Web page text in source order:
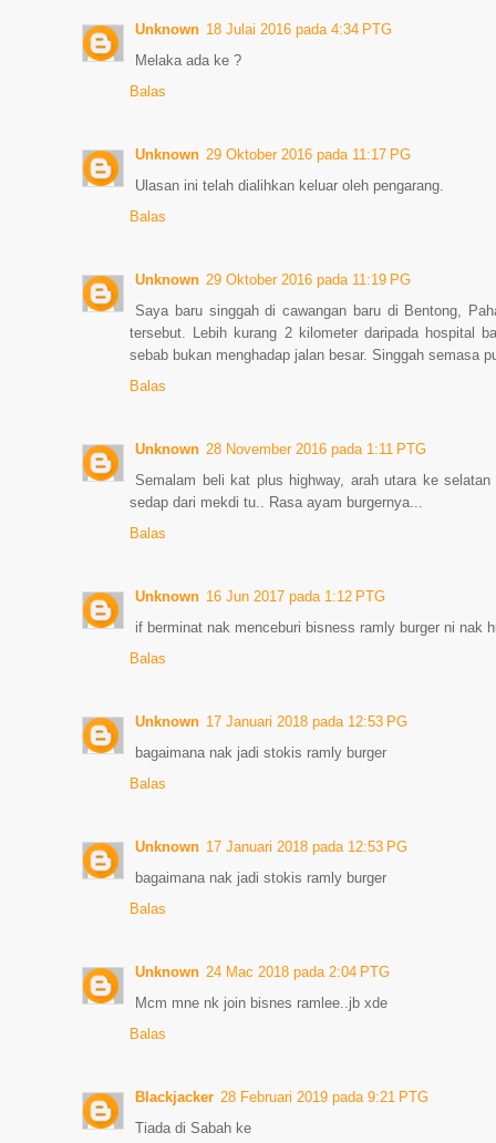
Unknown 18 Julai 2016 pada 4:34 PTG
Melaka ada ke ?
Balas
Unknown 29 Oktober 2016 pada 11:17 PG
Ulasan ini telah dialihkan keluar oleh pengarang.
Balas
Unknown 29 Oktober 2016 pada 11:19 PG
Saya baru singgah di cawangan baru di Bentong,
tersebut. Lebih kurang 2 kilometer daripada hospital
sebab bukan menghadap jalan besar. Singgah semasa
Balas
Unknown 28 November 2016 pada 1:11 PTG
Semalam beli kat plus highway, arah utara ke
sedap dari mekdi tu.. Rasa ayam burgernya...
Balas
Unknown 16 Jun 2017 pada 1:12 PTG
if berminat nak menceburi bisness ramly burger ni nak
Balas
Unknown 17 Januari 2018 pada 12:53 PG
bagaimana nak jadi stokis ramly burger
Balas
Unknown 17 Januari 2018 pada 12:53 PG
bagaimana nak jadi stokis ramly burger
Balas
Unknown 24 Mac 2018 pada 2:04 PTG
Mcm mne nk join bisnes ramlee..jb xde
Balas
Blackjacker 28 Februari 2019 pada 9:21 PTG
Tiada di Sabah ke